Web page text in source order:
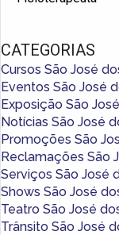
CATEGORIAS
Cursos São José
Eventos São José
Exposição São
Notícias São José
Promoções São
Reclamações São
Serviços São José
Shows São José
Teatro São José
Trânsito São José